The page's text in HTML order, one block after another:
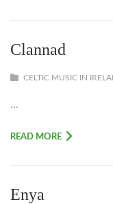
Clannad
CELTIC MUSIC IN
...
READ MORE
Enya